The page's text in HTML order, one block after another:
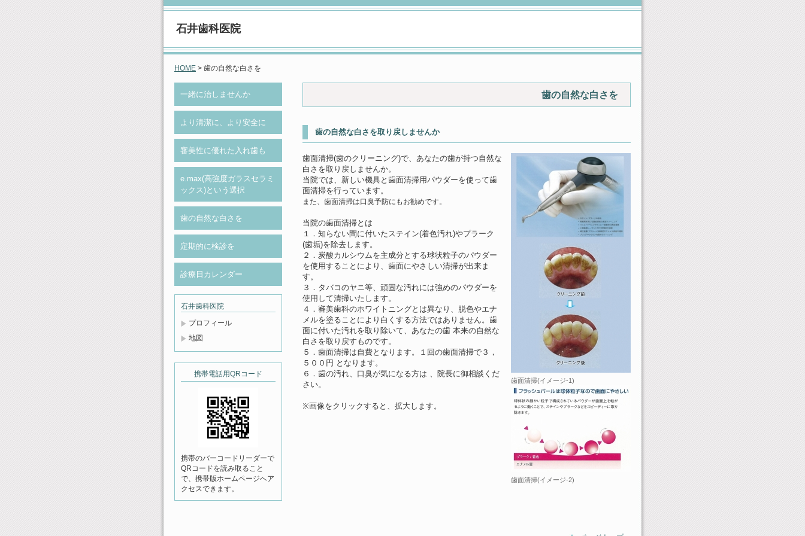
石井歯科医院
HOME > 歯の自然な白さを
一緒に治しませんか
より清潔に、より安全に
審美性に優れた入れ歯も
e.max(高強度ガラスセラミ
ックス)という選択
歯の自然な白さを
定期的に検診を
診療日カレンダー
石井歯科医院
プロフィール
地図
携帯電話用QRコード
携帯のバーコードリーダーで
QRコードを読み取ること
で、携帯版ホームページへア
クセスできます。
歯の自然な白さを
歯の自然な白さを取り戻しませんか
歯面清掃(歯のクリーニング)で、あなたの歯が持つ自然な
白さを取り戻しませんか。
当院では、新しい機具と歯面清掃用パウダーを使って歯
面清掃を行っています。
また、歯面清掃は口臭予防にもお勧めです。
当院の歯面清掃とは
１．知らない間に付いたステイン(着色汚れ)やプラーク
(歯垢)を除去します。
２．炭酸カルシウムを主成分とする球状粒子のパウダー
を使用することにより、歯面にやさしい清掃が出来ま
す。
３．タバコのヤニ等、頑固な汚れには強めのパウダーを
使用して清掃いたします。
４．審美歯科のホワイトニングとは異なり、脱色やエナ
メルを塗ることにより白くする方法ではありません。歯
面に付いた汚れを取り除いて、あなたの歯 本来の自然な
白さを取り戻すものです。
５．歯面清掃は自費となります。１回の歯面清掃で３，
５００円 となります。
６．歯の汚れ、口臭が気になる方は 、院長に御相談くだ
さい。
※画像をクリックすると、拡大します。
歯面清掃(イメージ-1)
歯面清掃(イメージ-2)